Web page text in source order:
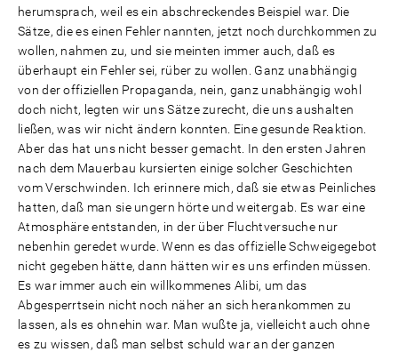
herumsprach, weil es ein abschreckendes Beispiel war. Die
Sätze, die es einen Fehler nannten, jetzt noch durchkommen zu
wollen, nahmen zu, und sie meinten immer auch, daß es
überhaupt ein Fehler sei, rüber zu wollen. Ganz unabhängig
von der offiziellen Propaganda, nein, ganz unabhängig wohl
doch nicht, legten wir uns Sätze zurecht, die uns aushalten
ließen, was wir nicht ändern konnten. Eine gesunde Reaktion.
Aber das hat uns nicht besser gemacht. In den ersten Jahren
nach dem Mauerbau kursierten einige solcher Geschichten
vom Verschwinden. Ich erinnere mich, daß sie etwas Peinliches
hatten, daß man sie ungern hörte und weitergab. Es war eine
Atmosphäre entstanden, in der über Fluchtversuche nur
nebenhin geredet wurde. Wenn es das offizielle Schweigegebot
nicht gegeben hätte, dann hätten wir es uns erfinden müssen.
Es war immer auch ein willkommenes Alibi, um das
Abgesperrtsein nicht noch näher an sich herankommen zu
lassen, als es ohnehin war. Man wußte ja, vielleicht auch ohne
es zu wissen, daß man selbst schuld war an der ganzen